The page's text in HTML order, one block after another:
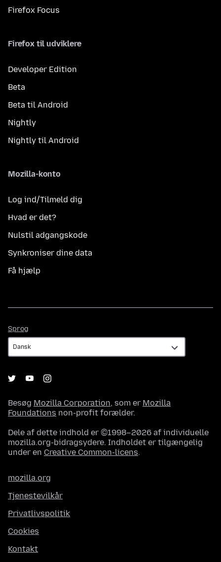
Firefox Focus
Firefox til udviklere
Developer Edition
Beta
Beta til Android
Nightly
Nightly til Android
Mozilla-konto
Log ind/Tilmeld dig
Hvad er det?
Nulstil adgangskode
Synkroniser dine data
Få hjælp
Sprog
Besøg Mozilla Corporation, som er Mozilla
Foundations non-profit forælder.
Dele af dette indhold er ©1998–2026 af individuelle
mozilla.org-bidragsydere. Indholdet er tilgængelig
under en Creative Common-licens.
mozilla.org
Tjenestevilkår
Privatlivspolitik
Cookies
Kontakt